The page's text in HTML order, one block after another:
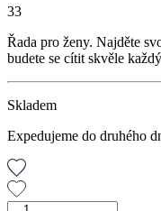
33
Řada pro ženy. Najděte
budete se cítit skvěle
Skladem
Expedujeme do druhého
Vitální